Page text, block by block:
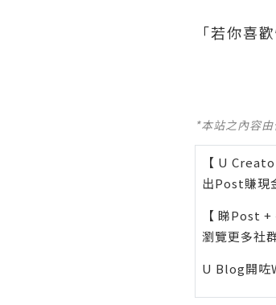
「若你喜
*本站之內容
【 U
出Post賺現
【 睇Post +
瀏覽更多社
U Blog開咗